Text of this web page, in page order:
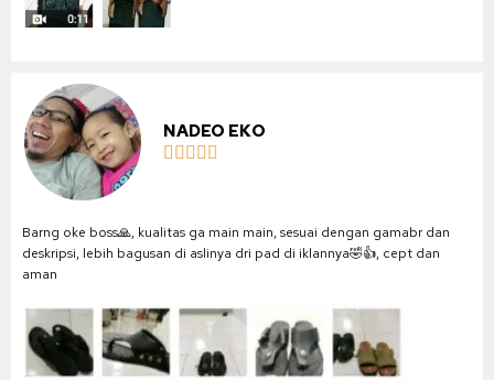
NADEO EKO
    
Barng oke boss🙏, kualitas ga main main, sesuai dengan gamabr dan
deskripsi, lebih bagusan di aslinya dri pad di iklannya🤣👍, cept dan
aman